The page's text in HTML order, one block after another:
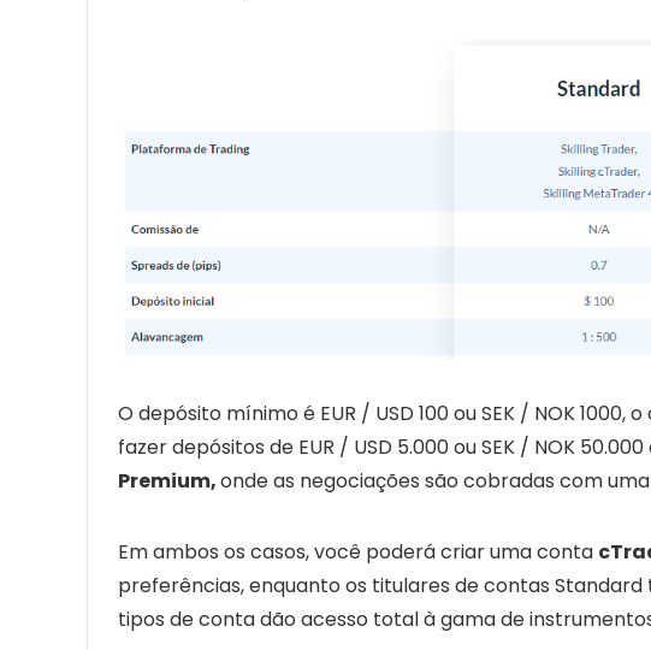
O depósito mínimo é EUR / USD 100 ou SEK / NOK 1000,
fazer depósitos de EUR / USD 5.000 ou SEK / NOK
Premium,onde as negociações são cobradas com
Em ambos os casos, você poderá criar uma conta
preferências, enquanto os titulares de contas
tipos de conta dão acesso total à gama de